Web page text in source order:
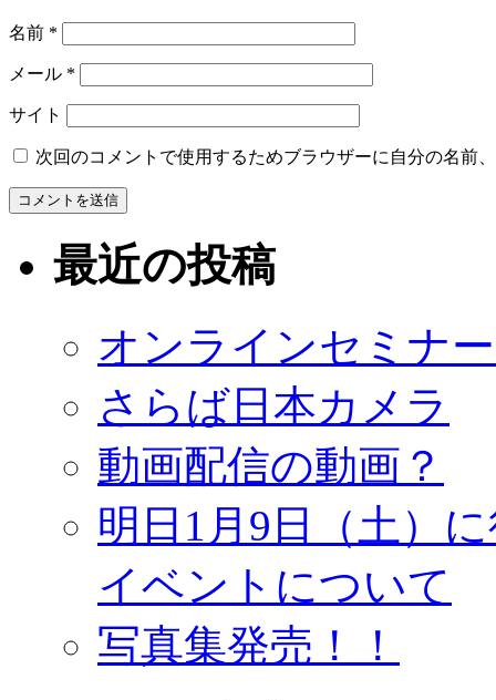
名前 *
メール *
サイト
次回のコメントで使用するためブラウザーに自分の名前
最近の投稿
オンラインセミナ
さらば日本カメラ
動画配信の動画？
明日1月9日（土）
イベントについて
写真集発売！！